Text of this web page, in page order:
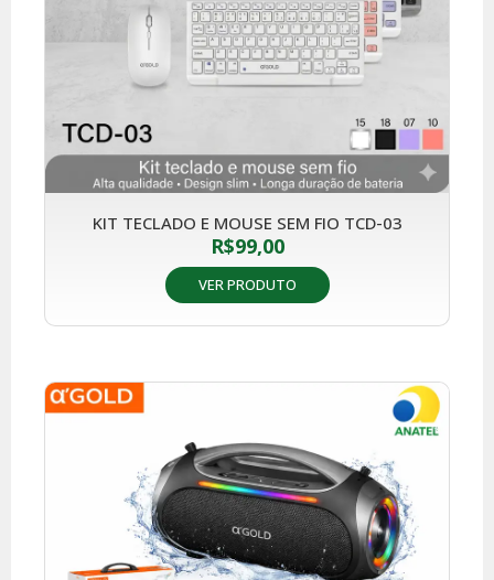
KIT TECLADO E MOUSE SEM FIO TCD-03
R$99,00
VER PRODUTO